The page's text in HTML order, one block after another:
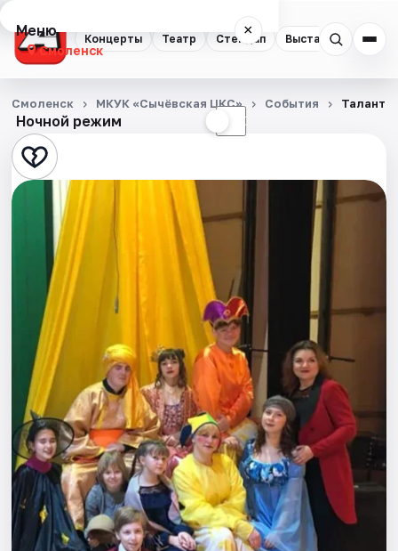
Концерты Театр Стендап Выставки
Меню ×
Смоленск
Концерты
Театр
Стендап
Выставки
Экскурсии
Спорт
События
Города
Площадки
Артисты
Рейтинги
Ночной режим ☾
Смоленск МКУК «Сычёвская ЦКС» События Талант